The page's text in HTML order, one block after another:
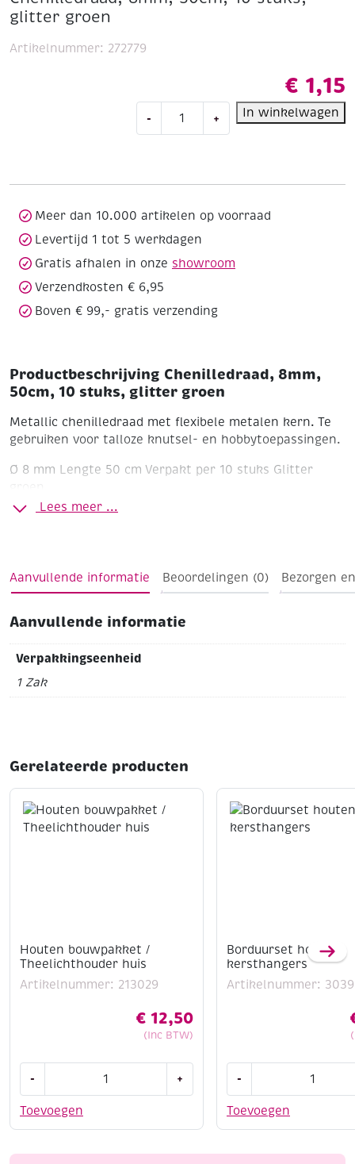
glitter groen
€ 1,15
-
groen
aantal
+ In winkelwagen
Artikelnummer: 272779
Meer dan 10.000 artikelen op voorraad
Levertijd 1 tot 5 werkdagen
Gratis afhalen in onze showroom
Verzendkosten € 6,95
Boven € 99,- gratis verzending
Productbeschrijving Chenilledraad, 8mm,
50cm, 10 stuks, glitter groen
Metallic chenilledraad met flexibele metalen kern. Te
gebruiken voor talloze knutsel- en hobbytoepassingen.
Ø 8 mm Lengte 50 cm Verpakt per 10 stuks Glitter
Lees meer ...
Aanvullende informatie Beoordelingen (0) Bezorgen
Aanvullende informatie
Verpakkingseenheid
1 Zak
Gerelateerde producten
Houten bouwpakket /
Theelichthouder huis
Artikelnummer: 213029
€ 12,50
(Inc BTW)
Toevoegen
-
/
aantal
+
Borduurset houten
kersthangers
Artikelnummer:
Toevoegen
-
kersthangers